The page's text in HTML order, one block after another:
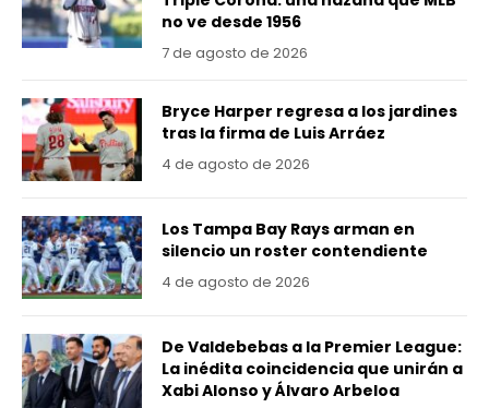
no ve desde 1956
7 de agosto de 2026
Bryce Harper regresa a los jardines
tras la firma de Luis Arráez
4 de agosto de 2026
Los Tampa Bay Rays arman en
silencio un roster contendiente
4 de agosto de 2026
De Valdebebas a la Premier League:
La inédita coincidencia que unirán a
Xabi Alonso y Álvaro Arbeloa